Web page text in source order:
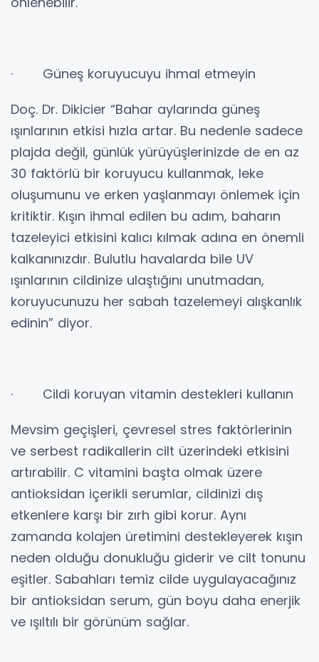
· Güneş koruyucuyu ihmal etmeyin
Doç. Dr. Dikicier “Bahar aylarında güneş
ışınlarının etkisi hızla artar. Bu nedenle sadece
plajda değil, günlük yürüyüşlerinizde de en az
30 faktörlü bir koruyucu kullanmak, leke
oluşumunu ve erken yaşlanmayı önlemek için
kritiktir. Kışın ihmal edilen bu adım, baharın
tazeleyici etkisini kalıcı kılmak adına en önemli
kalkanınızdır. Bulutlu havalarda bile UV
ışınlarının cildinize ulaştığını unutmadan,
koruyucunuzu her sabah tazelemeyi alışkanlık
edinin” diyor.
· Cildi koruyan vitamin destekleri kullanın
Mevsim geçişleri, çevresel stres faktörlerinin
ve serbest radikallerin cilt üzerindeki etkisini
artırabilir. C vitamini başta olmak üzere
antioksidan içerikli serumlar, cildinizi dış
etkenlere karşı bir zırh gibi korur. Aynı
zamanda kolajen üretimini destekleyerek kışın
neden olduğu donukluğu giderir ve cilt tonunu
eşitler. Sabahları temiz cilde uygulayacağınız
bir antioksidan serum, gün boyu daha enerjik
ve ışıltılı bir görünüm sağlar.